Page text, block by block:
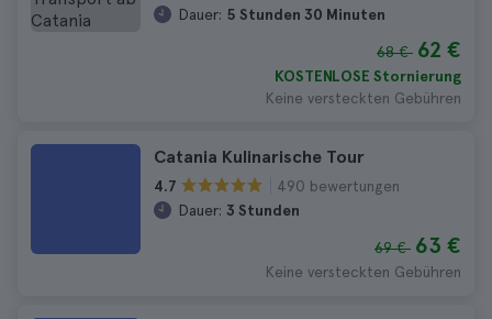
Dauer: 5 Stunden 30 Minuten
68 € 62 €
KOSTENLOSE Stornierung
Keine versteckten Gebühren
Catania Kulinarische Tour
4.7
490 bewertungen
Dauer: 3 Stunden
69 € 63 €
Keine versteckten Gebühren